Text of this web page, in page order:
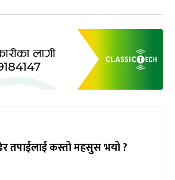
तपाईलाई कस्तो महसुस भयो ?